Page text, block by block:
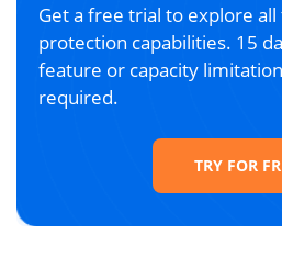
Get a free trial to explore all
protection capabilities. 15
feature or capacity
required.
TRY FOR